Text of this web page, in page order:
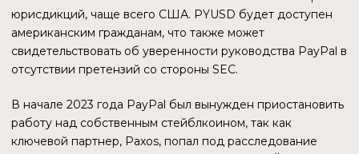
существует некая децентрализация и конкуренция.
ДИНАМИКА РАЗВИТИЯ
В ЦИФРАХ